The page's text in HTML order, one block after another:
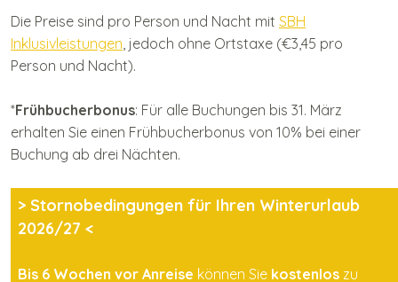
Die Preise sind pro Person und Nacht mit SBH
Inklusivleistungen , jedoch ohne Ortstaxe (€3,45 pro
Person und Nacht).
*Frühbucherbonus: Für alle Buchungen bis 31. März
erhalten Sie einen Frühbucherbonus von 10% bei einer
Buchung ab drei Nächten.
> Stornobedingungen für Ihren Winterurlaub
2026/27 <
Bis 6 Wochen vor Anreise können Sie kostenloszu